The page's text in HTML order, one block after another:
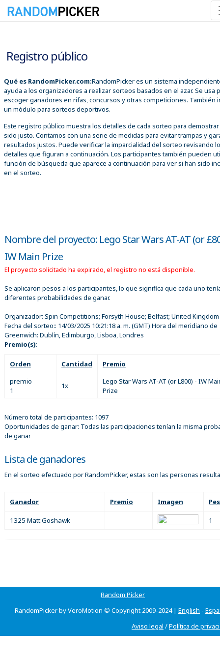
Registro público
Qué es RandomPicker.com:RandomPicker es un sistema
ayuda a los organizadores a realizar sorteos basados en el azar. Se usa
escoger ganadores en rifas, concursos y otras competiciones. También
un módulo para sorteos deportivos.
Este registro público muestra los detalles de cada sorteo para
sido justo. Contamos con una serie de medidas para evitar trampas y
resultados justos. Puede verificar la imparcialidad del sorteo revisando
detalles que figuran a continuación. Los participantes también pueden
función de búsqueda que aparece a continuación para ver si han sido
en el sorteo.
Nombre del proyecto: Lego Star Wars AT-AT (or
IW Main Prize
El proyecto solicitado ha expirado, el registro no está disponible.
Se aplicaron pesos a los participantes, lo que significa que cada uno
diferentes probabilidades de ganar.
Organizador: Spin Competitions; Forsyth House; Belfast; United Kingdom
Fecha del sorteo:: 14/03/2025 10:21:18 a. m. (GMT) Hora del meridiano de
Greenwich: Dublín, Edimburgo, Lisboa, Londres
Premio(s):
Orden Cantidad
Premio
premio
1
1x
Lego Star Wars AT-AT (or L800) - IW
Prize
Número total de participantes: 1097
Oportunidades de ganar: Todas las participaciones tenían la misma
de ganar
Lista de ganadores
En el sorteo efectuado por RandomPicker, estas son las personas
Ganador Premio Imagen
1325 Matt Goshawk 1
Random Picker
RandomPicker by VeroMotion © Copyright 2009-2024 | English -
Aviso legal /Política de